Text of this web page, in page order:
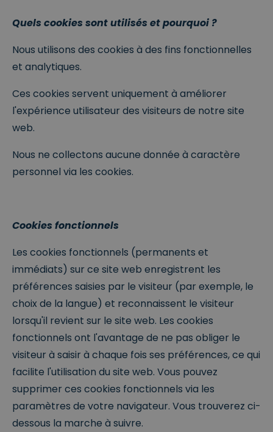
Quels cookies sont utilisés et pourquoi ?
Nous utilisons des cookies à des fins fonctionnelles
et analytiques.
Ces cookies servent uniquement à améliorer
l'expérience utilisateur des visiteurs de notre site
web.
Nous ne collectons aucune donnée à caractère
personnel via les cookies.
Cookies fonctionnels
Les cookies fonctionnels (permanents et
immédiats) sur ce site web enregistrent les
préférences saisies par le visiteur (par exemple, le
choix de la langue) et reconnaissent le visiteur
lorsqu'il revient sur le site web. Les cookies
fonctionnels ont l'avantage de ne pas obliger le
visiteur à saisir à chaque fois ses préférences, ce qui
facilite l'utilisation du site web. Vous pouvez
supprimer ces cookies fonctionnels via les
paramètres de votre navigateur. Vous trouverez ci-
dessous la marche à suivre.